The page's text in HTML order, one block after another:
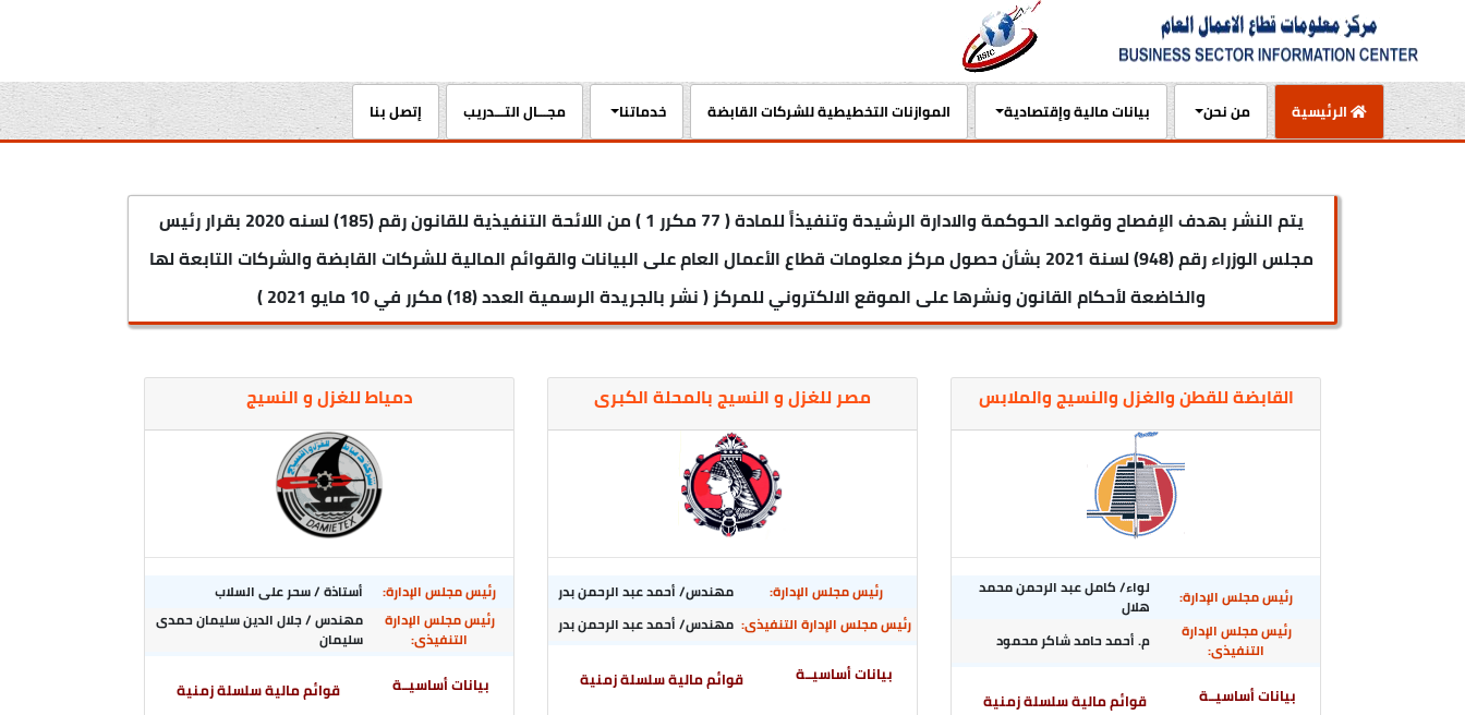
الرئيسية
(current) من نحن بيانات مالية وإقتصادية الموازنات التخطيطية للشركات القابضة خدماتنا مجـــال التـــدريب إتصل بنا
يتم النشر بهدف الإفصاح وقواعد الحوكمة والادارة الرشيدة وتنفيذاً للمادة ( 77 مكرر 1 ) من اللائحة التنفيذية للقانون رقم (185) لسنه 2020 بقرار رئيس
مجلس الوزراء رقم (948) لسنة 2021 بشأن حصول مركز معلومات قطاع الأعمال العام على البيانات والقوائم المالية للشركات القابضة والشركات التابعة لها
والخاضعة لأحكام القانون ونشرها على الموقع الالكتروني للمركز ( نشر بالجريدة الرسمية العدد (18) مكرر في 10 مايو 2021 )
القابضة للقطن والغزل والنسيج والملابس
رئيس مجلس الإدارة: لواء/ كامل عبد الرحمن محمد
هلال
رئيس مجلس الإدارة
التنفيذى: م. أحمد حامد شاكر محمود
بيانات أساسيــة قوائم مالية سلسلة زمنية
مصر للغزل و النسيج بالمحلة الكبرى
رئيس مجلس الإدارة:
مهندس/ أحمد عبد الرحمن بدر
رئيس مجلس الإدارة التنفيذى: مهندس/ أحمد عبد الرحمن بدر
بيانات أساسيــة قوائم مالية سلسلة زمنية
دمياط للغزل و النسيج
رئيس مجلس الإدارة:
أستاذة / سحر على السلاب
رئيس مجلس الإدارة
التنفيذى:
مهندس / جلال الدين سليمان حمدى
سليمان
بيانات أساسيــة قوائم مالية سلسلة زمنية